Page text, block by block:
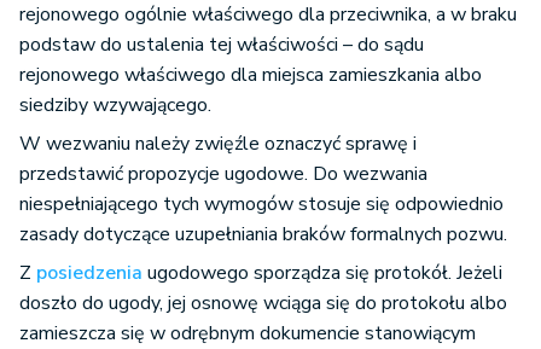
rejonowego ogólnie właściwego dla przeciwnika, a w braku
podstaw do ustalenia tej właściwości – do sądu
rejonowego właściwego dla miejsca zamieszkania albo
siedziby wzywającego.
W wezwaniu należy zwięźle oznaczyć sprawę i
przedstawić propozycje ugodowe. Do wezwania
niespełniającego tych wymogów stosuje się odpowiednio
zasady dotyczące uzupełniania braków formalnych pozwu.
Z posiedzenia ugodowego sporządza się protokół. Jeżeli
doszło do ugody, jej osnowę wciąga się do protokołu albo
zamieszcza się w odrębnym dokumencie stanowiącym